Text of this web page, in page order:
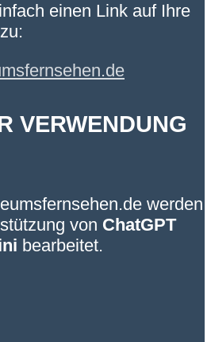
einen Link auf Ihre
VERWENDUNG
werden
von ChatGPT
bearbeitet.